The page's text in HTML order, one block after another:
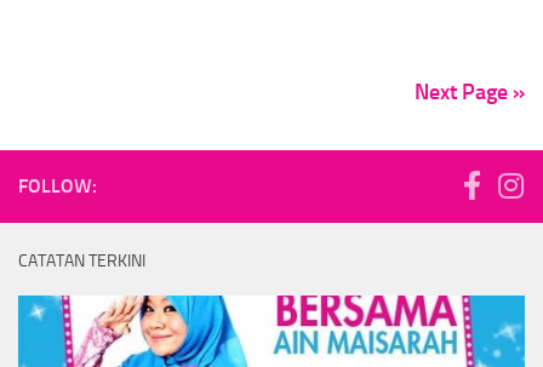
Next Page »
FOLLOW:
CATATAN TERKINI